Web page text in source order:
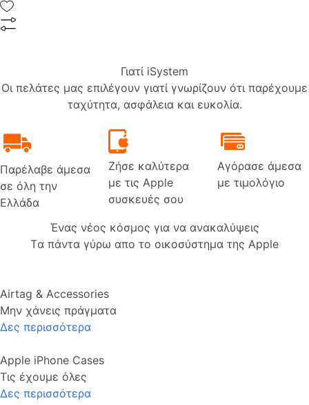
Γιατί iSystem
Οι πελάτες μας επιλέγουν γιατί γνωρίζουν ότι παρέχουμε
ταχύτητα, ασφάλεια και ευκολία.
Παρέλαβε άμεσα
σε όλη την
Ελλάδα
Ζήσε καλύτερα
με τις Apple
συσκευές σου
Αγόρασε άμεσα
με τιμολόγιο
Ένας νέος κόσμος για να ανακαλύψεις
Tα πάντα γύρω απο το οικοσύστημα της Apple
Airtag & Αccessories
Μην χάνεις πράγματα
Δες περισσότερα
Apple iPhone Cases
Τις έχουμε όλες
Δες περισσότερα